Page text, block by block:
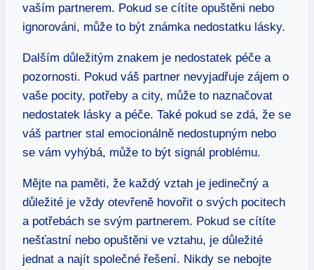
vaším partnerem. Pokud se cítíte opuštěni nebo
ignorováni, může to být známka nedostatku lásky.
Dalším důležitým znakem je nedostatek péče a
pozornosti. Pokud váš partner nevyjadřuje zájem o
vaše pocity, potřeby a city, může to naznačovat
nedostatek lásky a péče. Také pokud se zdá, že se
váš partner stal emocionálně nedostupným nebo
se vám vyhýbá, může to být signál problému.
Mějte na paměti, že každý vztah je jedinečný a
důležité je vždy otevřeně hovořit o svých pocitech
a potřebách se svým partnerem. Pokud se cítíte
nešťastní nebo opuštěni ve vztahu, je důležité
jednat a najít společné řešení. Nikdy se nebojte